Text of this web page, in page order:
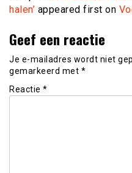
halen’ appeared first on
Geef een reactie
Je e-mailadres wordt niet
gemarkeerd met *
Reactie *